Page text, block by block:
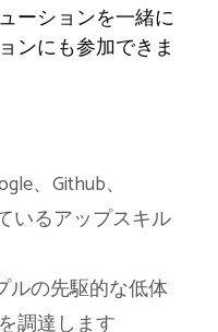
ーションを一緒に
ンにも参加できま
、Github、
いるアップスキル
ルの先駆的な低体
調達します